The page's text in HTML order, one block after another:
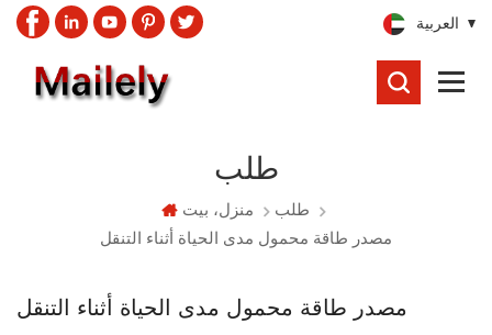
العربية
طلب
منزل، بيت
طلب
مصدر طاقة محمول مدى الحياة أثناء التنقل
مصدر طاقة محمول مدى الحياة أثناء التنقل